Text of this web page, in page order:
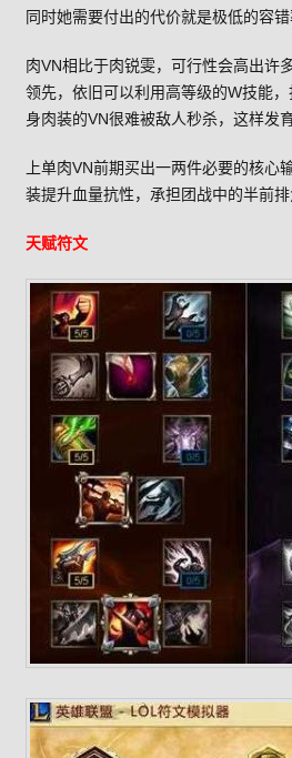
同时她需要付出的代价就是极低的容
肉VN相比于肉锐雯，可行性会高出许
领先，依旧可以利用高等级的W技能
身肉装的VN很难被敌人秒杀，这样发
上单肉VN前期买出一两件必要的核
装提升血量抗性，承担团战中的半前
天赋符文